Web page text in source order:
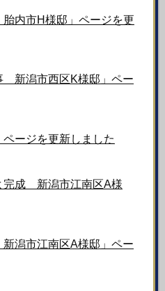
内市H様邸」ページを更
新潟市西区K様邸」ペー
ページを更新しました
完成 新潟市江南区A様
潟市江南区A様邸」ペー